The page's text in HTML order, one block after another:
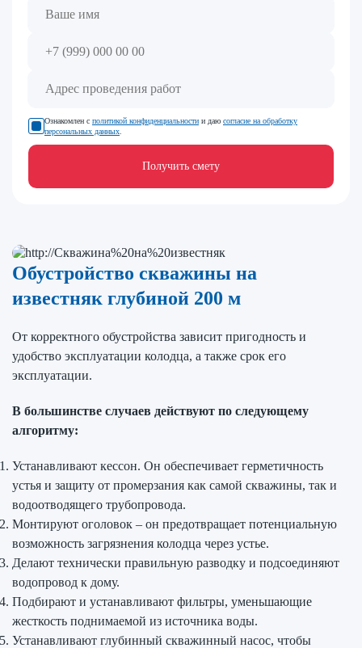
Ознакомлен с политикой конфиденциальности и даю согласие на обработку
персональных данных
Получить смету
Обустройство скважины на
известняк глубиной 200 м
От корректного обустройства зависит пригодность и
удобство эксплуатации колодца, а также срок его
эксплуатации.
В большинстве случаев действуют по следующему
алгоритму:
Устанавливают кессон. Он обеспечивает герметичность
устья и защиту от промерзания как самой скважины, так и
водоотводящего трубопровода.
Монтируют оголовок – он предотвращает потенциальную
возможность загрязнения колодца через устье.
Делают технически правильную разводку и подсоединяют
водопровод к дому.
Подбирают и устанавливают фильтры, уменьшающие
жесткость поднимаемой из источника воды.
Устанавливают глубинный скважинный насос, чтобы